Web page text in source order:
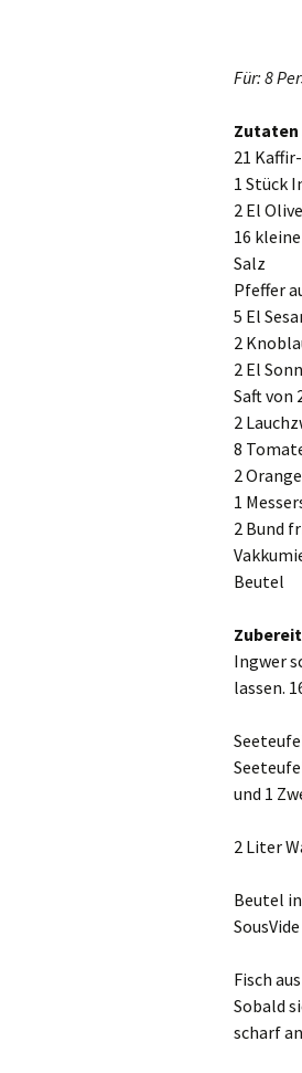
Für: 8
21
1 Stück
2 El
16
Salz
Pfeffer
5 El
2
2 El
Saft von
2
8
2 Orange
1
2 Bund
Beutel
Ingwer
lassen.
und 1
2 Liter
Beutel
Fisch
Sobald
scharf